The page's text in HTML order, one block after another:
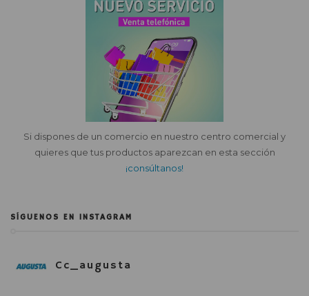
Si dispones de un comercio en nuestro centro comercial y
quieres que tus productos aparezcan en esta sección
¡consúltanos!
SÍGUENOS EN INSTAGRAM
Cc_augusta